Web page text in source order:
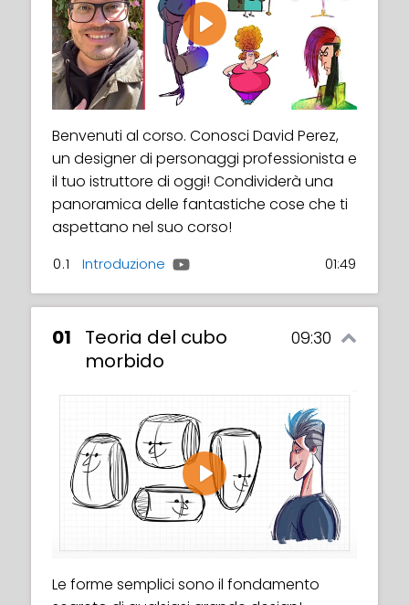
Play
Benvenuti al corso. Conosci David Perez,
un designer di personaggi professionista e
il tuo istruttore di oggi! Condividerà una
panoramica delle fantastiche cose che ti
aspettano nel suo corso!
0.1 Introduzione 01:49
01
Teoria del cubo
morbido
09:30
Play
Le forme semplici sono il fondamento